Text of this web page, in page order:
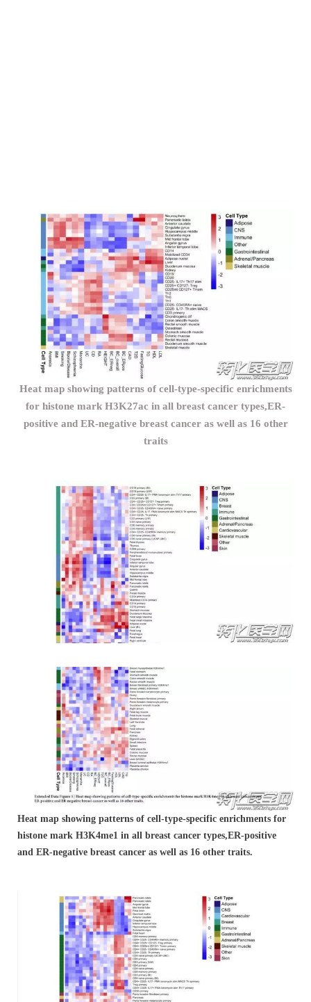
Heat map showing patterns of cell-type-specific enrichments
for histone mark H3K27ac in all breast cancer types,ER-
positive and ER-negative breast cancer as well as 16 other
traits
Heat map showing patterns of cell-type-specific enrichments for
histone mark H3K4me1 in all breast cancer types,ER-positive
and ER-negative breast cancer as well as 16 other traits.